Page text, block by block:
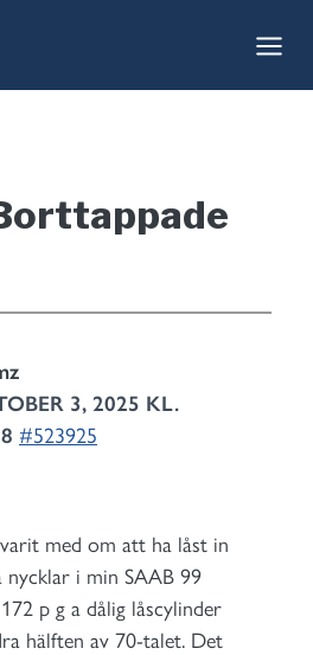
3, 2025 KL.
#523925
med om att ha låst in
nycklar i min SAAB 99
p g a dålig låscylinder
hälften av 70-talet. Det